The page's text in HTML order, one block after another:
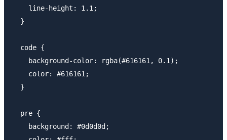
    line-height: 1.1;
  }
  code {
    background-color: rgba(#616161, 0.1);
    color: #616161;
  }
  pre {
    background: #0d0d0d;